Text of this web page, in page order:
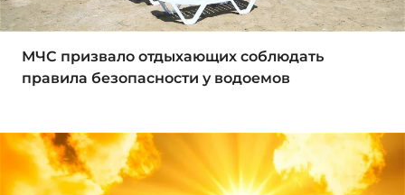
МЧС призвало отдыхающих соблюдать
правила безопасности у водоемов